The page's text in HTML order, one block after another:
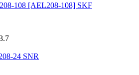
108 [AEL208-108] SKF
24 SNR